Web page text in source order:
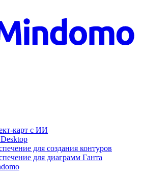
карт с ИИ
для создания контуров
для диаграмм Ганта